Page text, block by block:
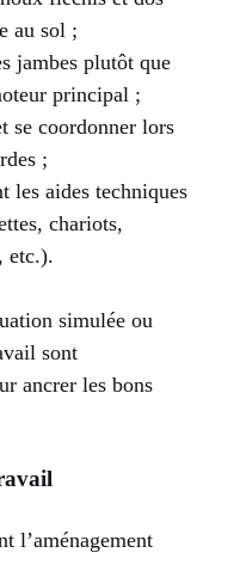
au sol ;
jambes plutôt que
principal ;
se coordonner lors
;
les aides techniques
chariots,
etc.).
simulée ou
sont
ancrer les bons
l’aménagement